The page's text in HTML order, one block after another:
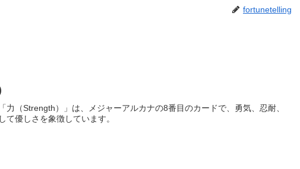
fortunetelling
力（Strength）」は、メジャーアルカナの8番目のカードで、勇気、忍耐、
て優しさを象徴しています。